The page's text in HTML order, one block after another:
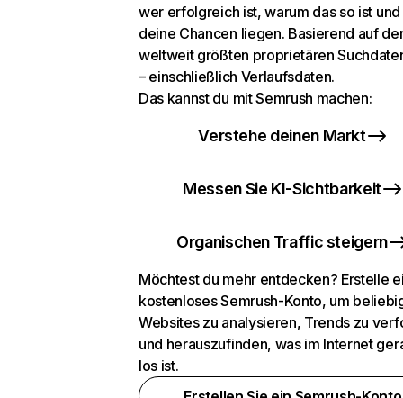
wer erfolgreich ist, warum das so ist
deine Chancen liegen. Basierend auf
weltweit größten proprietären
– einschließlich Verlaufsdaten.
Das kannst du mit Semrush machen:
Verstehe deinen Markt
Messen Sie KI-Sichtbarkeit
Organischen Traffic steigern
Möchtest du mehr entdecken? Erstelle
kostenloses Semrush-Konto, um
Websites zu analysieren, Trends zu
und herauszufinden, was im Internet
los ist.